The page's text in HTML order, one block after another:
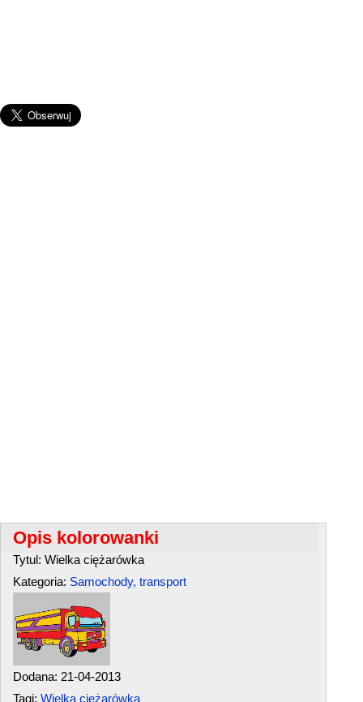
Opis kolorowanki
Tytul: Wielka ciężarówka
Kategoria: Samochody, transport
Dodana: 21-04-2013
Tagi: Wielka ciężarówka